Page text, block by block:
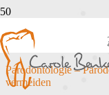
Parodontologie –
vermeiden